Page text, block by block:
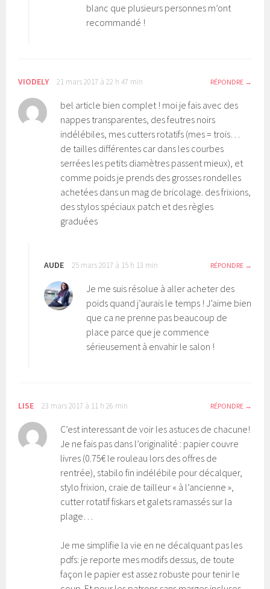
blanc que plusieurs personnes m’ont
recommandé !
VIODELY 21 mars 2017 à 22 h 47 min RÉPONDRE
bel article bien complet ! moi je fais avec des
nappes transparentes, des feutres noirs
indélébiles, mes cutters rotatifs (mes = trois…
de tailles différentes car dans les courbes
serrées les petits diamètres passent mieux), et
comme poids je prends des grosses rondelles
achetées dans un mag de bricolage. des frixions,
des stylos spéciaux patch et des règles
graduées
AUDE 25 mars 2017 à 15 h 13 min RÉPONDRE
Je me suis résolue à aller acheter des
poids quand j’aurais le temps ! J’aime bien
que ca ne prenne pas beaucoup de
place parce que je commence
sérieusement à envahir le salon !
LISE 23 mars 2017 à 11 h 26 min RÉPONDRE
C’est interessant de voir les astuces de chacune!
Je ne fais pas dans l’originalité : papier couvre
livres (0.75€ le rouleau lors des offres de
rentrée), stabilo fin indélébile pour décalquer,
stylo frixion, craie de tailleur « à l’ancienne »,
cutter rotatif fiskars et galets ramassés sur la
plage…
Je me simplifie la vie en ne décalquant pas les
pdfs: je reporte mes modifs dessus, de toute
façon le papier est assez robuste pour tenir le